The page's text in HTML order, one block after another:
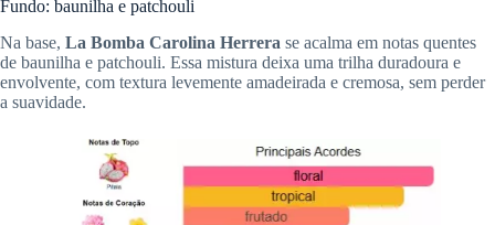
Fundo: baunilha e patchouli
Na base, La Bomba Carolina Herrera se acalma em notas quentes
de baunilha e patchouli. Essa mistura deixa uma trilha duradoura e
envolvente, com textura levemente amadeirada e cremosa, sem perder
a suavidade.